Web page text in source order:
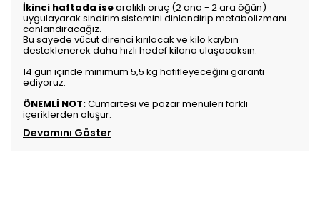
İkinci haftada isearalıklı oruç (2 ana - 2 ara öğün)
uygulayarak sindirim sistemini dinlendirip metabolizmanı
canlandıracağız.
Bu sayede vücut direnci kırılacak ve kilo kaybın
desteklenerek daha hızlı hedef kilona ulaşacaksın.
14 gün içinde minimum 5,5 kg hafifleyeceğini garanti
ediyoruz.
ÖNEMLİ NOT:Cumartesi ve pazar menüleri farklı
içeriklerden oluşur.
Devamını Göster